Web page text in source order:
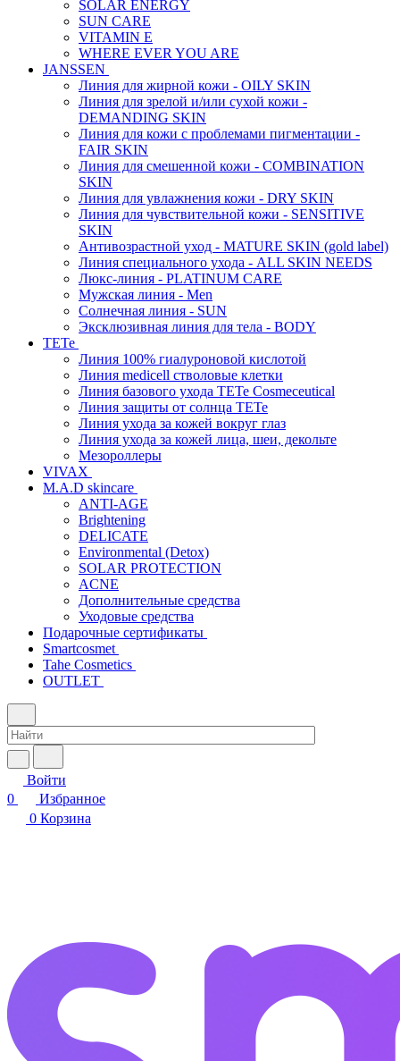
SOLAR ENERGY
SUN CARE
VITAMIN E
WHERE EVER YOU ARE
JANSSEN
Линия для жирной кожи - OILY SKIN
Линия для зрелой и/или сухой кожи -
DEMANDING SKIN
Линия для кожи с проблемами пигментации -
FAIR SKIN
Линия для смешенной кожи - COMBINATION
SKIN
Линия для увлажнения кожи - DRY SKIN
Линия для чувствительной кожи - SENSITIVE
SKIN
Антивозрастной уход - MATURE SKIN (gold label)
Линия специального ухода - ALL SKIN NEEDS
Люкс-линия - PLATINUM CARE
Мужская линия - Men
Солнечная линия - SUN
Эксклюзивная линия для тела - BODY
TETe
Линия 100% гиалуроновой кислотой
Линия medicell стволовые клетки
Линия базового ухода TETe Cosmeceutical
Линия защиты от солнца TETe
Линия ухода за кожей вокруг глаз
Линия ухода за кожей лица, шеи, декольте
Мезороллеры
VIVAX
M.A.D skincare
ANTI-AGE
Brightening
DELICATE
Environmental (Detox)
SOLAR PROTECTION
АCNE
Дополнительные средства
Уходовые средства
Подарочные сертификаты
Smartcosmet
Tahe Cosmetics
OUTLET
Войти
0
Избранное
0 Корзина